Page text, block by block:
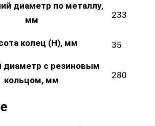
диаметр по металлу,
мм
233
колец (H), мм 35
диаметр с резиновым
кольцом, мм
280